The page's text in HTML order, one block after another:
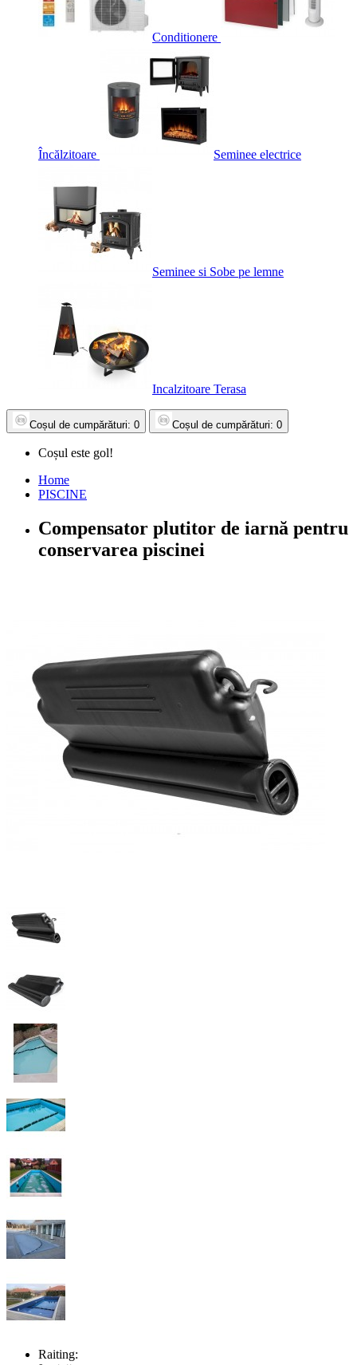
Conditionere
Încălzitoare Seminee electrice
Seminee si Sobe pe lemne
Incalzitoare Terasa
Coșul de cumpărături: 0 Coșul de cumpărături: 0
Coșul este gol!
Home
PISCINE
Compensator plutitor de iarnă pentru
conservarea piscinei
Raiting: